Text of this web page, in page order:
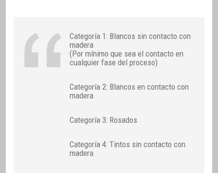
Categoría 1: Blancos sin contacto con
madera
(Por mínimo que sea el contacto en
cualquier fase del proceso)
Categoría 2: Blancos en contacto con
madera
Categoría 3: Rosados
Categoría 4: Tintos sin contacto con
madera